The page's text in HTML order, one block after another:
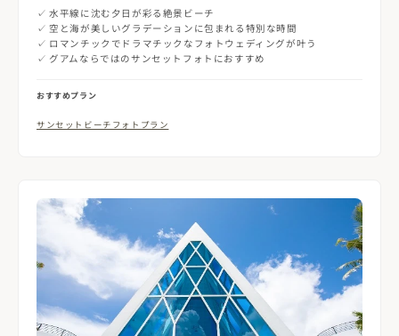
✓ 水平線に沈む夕日が彩る絶景ビーチ
✓ 空と海が美しいグラデーションに包まれる特別な時間
✓ ロマンチックでドラマチックなフォトウェディングが叶う
✓ グアムならではのサンセットフォトにおすすめ
おすすめプラン
サンセットビーチフォトプラン